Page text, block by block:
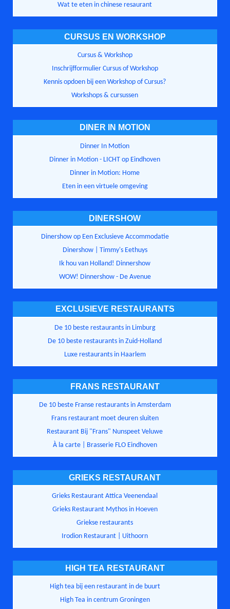
Wat te eten in chinese resaurant
CURSUS EN WORKSHOP
Cursus & Workshop
Inschrijfformulier Cursus of Workshop
Kennis opdoen bij een Workshop of Cursus?
Workshops & cursussen
DINER IN MOTION
Dinner In Motion
Dinner in Motion - LICHT op Eindhoven
Dinner in Motion: Home
Eten in een virtuele omgeving
DINERSHOW
Dinershow op Een Exclusieve Accommodatie
Dinershow | Timmy's Eethuys
Ik hou van Holland! Dinnershow
WOW! Dinnershow - De Avenue
EXCLUSIEVE RESTAURANTS
De 10 beste restaurants in Limburg
De 10 beste restaurants in Zuid-Holland
Luxe restaurants in Haarlem
FRANS RESTAURANT
De 10 beste Franse restaurants in Amsterdam
Frans restaurant moet deuren sluiten
Restaurant Bij "Frans" Nunspeet Veluwe
À la carte | Brasserie FLO Eindhoven
GRIEKS RESTAURANT
Grieks Restaurant Attica Veenendaal
Grieks Restaurant Mythos in Hoeven
Griekse restaurants
Irodion Restaurant | Uithoorn
HIGH TEA RESTAURANT
High tea bij een restaurant in de buurt
High Tea in centrum Groningen